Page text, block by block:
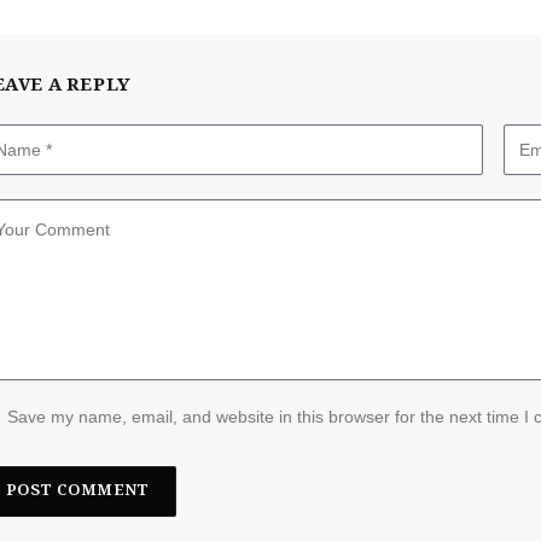
A REPLY
Save my name, email, and website in this browser for the next time I